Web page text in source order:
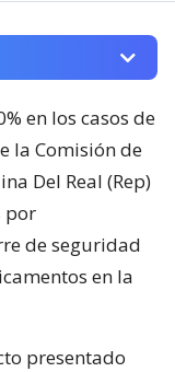
en los casos de
la Comisión de
Del Real (Rep)
por
de seguridad
en la
presentado